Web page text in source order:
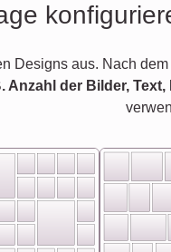
Designs aus. Nach dem
Anzahl der Bilder, Text,